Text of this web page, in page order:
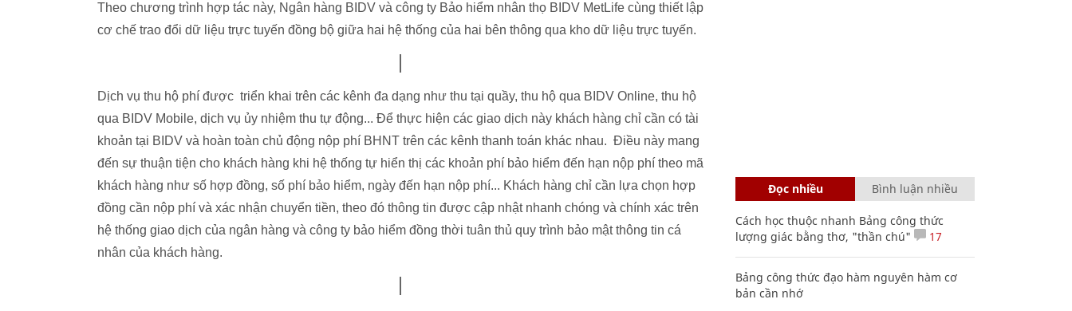
Theo chương trình hợp tác này, Ngân hàng BIDV và công ty Bảo hiểm nhân thọ BIDV MetLife cùng thiết lập
cơ chế trao đổi dữ liệu trực tuyến đồng bộ giữa hai hệ thống của hai bên thông qua kho dữ liệu trực tuyến.
Dịch vụ thu hộ phí được triển khai trên các kênh đa dạng như thu tại quầy, thu hộ qua BIDV Online, thu hộ
qua BIDV Mobile, dịch vụ ủy nhiệm thu tự động... Để thực hiện các giao dịch này khách hàng chỉ cần có tài
khoản tại BIDV và hoàn toàn chủ động nộp phí BHNT trên các kênh thanh toán khác nhau. Điều này mang
đến sự thuận tiện cho khách hàng khi hệ thống tự hiển thị các khoản phí bảo hiểm đến hạn nộp phí theo mã
khách hàng như số hợp đồng, số phí bảo hiểm, ngày đến hạn nộp phí... Khách hàng chỉ cần lựa chọn hợp
đồng cần nộp phí và xác nhận chuyển tiền, theo đó thông tin được cập nhật nhanh chóng và chính xác trên
hệ thống giao dịch của ngân hàng và công ty bảo hiểm đồng thời tuân thủ quy trình bảo mật thông tin cá
nhân của khách hàng.
Đọc nhiều Bình luận nhiều
Cách học thuộc nhanh Bảng công thức
lượng giác bằng thơ, "thần chú"
17
Bảng công thức đạo hàm nguyên hàm cơ
bản cần nhớ